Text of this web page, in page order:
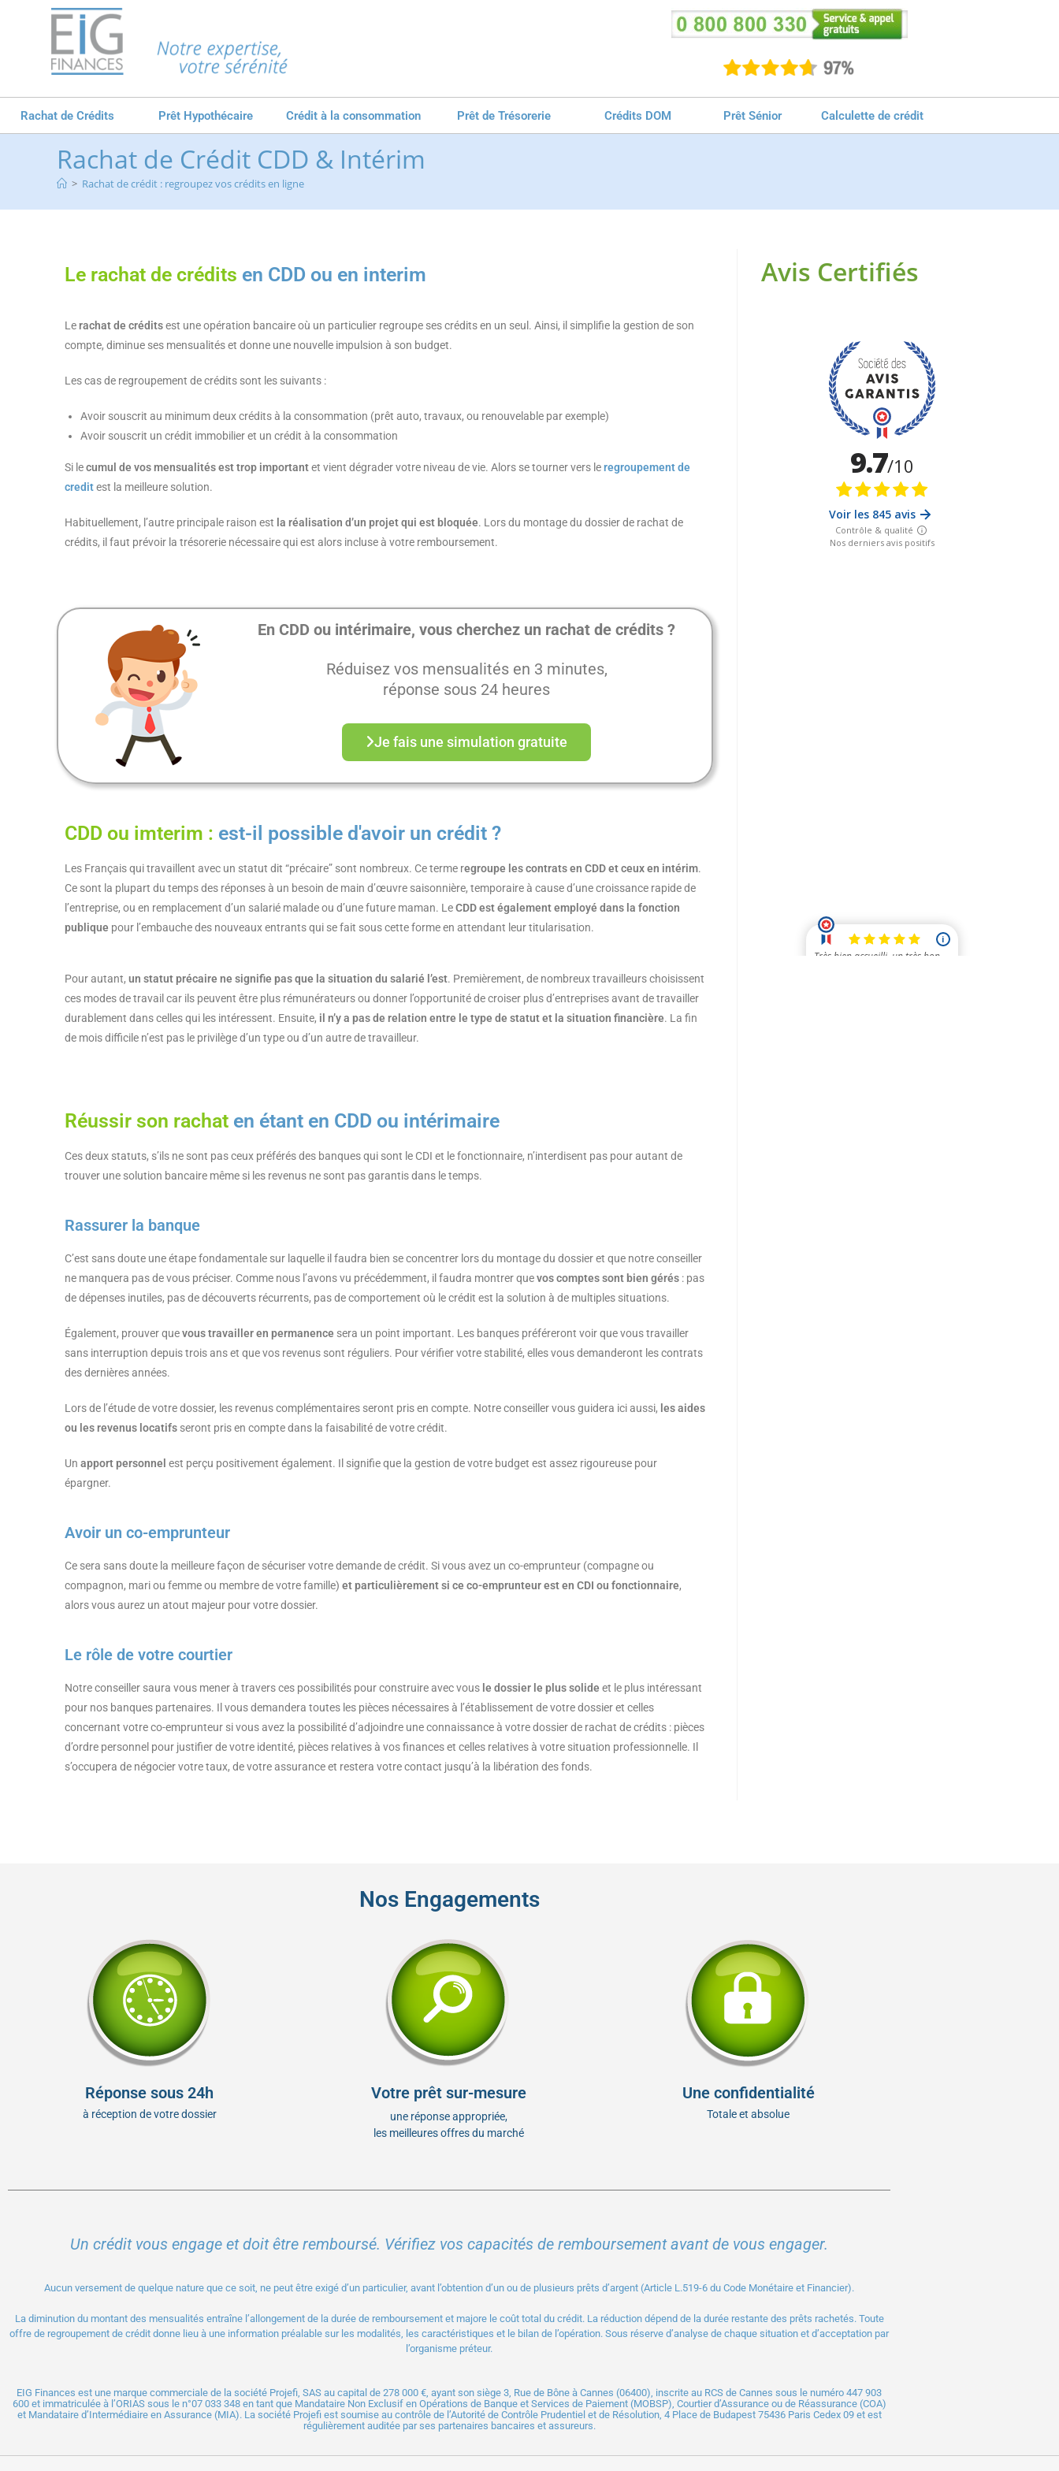
Rachat de Crédits Prêt Hypothécaire Crédit à la consommation Prêt de Trésorerie Crédits DOM Prêt Sénior Calculette de crédit
Rachat de Crédit CDD & Intérim
> Rachat de crédit : regroupez vos crédits en ligne
Le rachat de crédits en CDD ou en interim
Lerachat de créditsest une opération bancaire où un particulier regroupe ses crédits en un seul. Ainsi, il simplifie la gestion de son
compte, diminue ses mensualités et donne une nouvelle impulsion à son budget.
Les cas de regroupement de crédits sont les suivants :
Avoir souscrit au minimum deux crédits à la consommation (prêt auto, travaux, ou renouvelable par exemple)
Avoir souscrit un crédit immobilier et un crédit à la consommation
Si lecumul de vos mensualités est trop importantet vient dégrader votre niveau de vie. Alors se tourner vers leregroupement de
creditest la meilleure solution.
Habituellement, l’autre principale raison est la réalisation d’un projet qui est bloquée. Lors du montage du dossier de rachat de
crédits, il faut prévoir la trésorerie nécessaire qui est alors incluse à votre remboursement.
En CDD ou intérimaire, vous cherchez un rachat de crédits ?
Réduisez vos mensualités en 3 minutes,
réponse sous 24 heures
Je fais une simulation gratuite
CDD ou imterim : est-il possible d'avoir un crédit ?
Les Français qui travaillent avec un statut dit “précaire” sont nombreux. Ce terme regroupe les contrats en CDD et ceux en intérim.
Ce sont la plupart du temps des réponses à un besoin de main d’œuvre saisonnière, temporaire à cause d’une croissance rapide de
l’entreprise, ou en remplacement d’un salarié malade ou d’une future maman. LeCDD est également employé dans la fonction
publique pour l’embauche des nouveaux entrants qui se fait sous cette forme en attendant leur titularisation.
Pour autant, un statut précaire ne signifie pas que la situation du salarié l’est. Premièrement, de nombreux travailleurs choisissent
ces modes de travail car ils peuvent être plus rémunérateurs ou donner l’opportunité de croiser plus d’entreprises avant de travailler
durablement dans celles qui les intéressent. Ensuite, il n’y a pas de relation entre le type de statut et la situation financière. La fin
de mois difficile n’est pas le privilège d’un type ou d’un autre de travailleur.
Réussir son rachat en étant en CDD ou intérimaire
Ces deux statuts, s’ils ne sont pas ceux préférés des banques qui sont le CDI et le fonctionnaire, n’interdisent pas pour autant de
trouver une solution bancaire même si les revenus ne sont pas garantis dans le temps.
Rassurer la banque
C’est sans doute une étape fondamentale sur laquelle il faudra bien se concentrer lors du montage du dossier et que notre conseiller
ne manquera pas de vous préciser. Comme nous l’avons vu précédemment, il faudra montrer quevos comptes sont bien gérés : pas
de dépenses inutiles, pas de découverts récurrents, pas de comportement où le crédit est la solution à de multiples situations.
Également, prouver quevous travailler en permanence sera un point important. Les banques préféreront voir que vous travailler
sans interruption depuis trois ans et que vos revenus sont réguliers. Pour vérifier votre stabilité, elles vous demanderont les contrats
des dernières années.
Lors de l’étude de votre dossier, les revenus complémentaires seront pris en compte. Notre conseiller vous guidera ici aussi, les aides
ou les revenus locatifs seront pris en compte dans la faisabilité de votre crédit.
Un apport personnel est perçu positivement également. Il signifie que la gestion de votre budget est assez rigoureuse pour
épargner.
Avoir un co-emprunteur
Ce sera sans doute la meilleure façon de sécuriser votre demande de crédit. Si vous avez un co-emprunteur (compagne ou
compagnon, mari ou femme ou membre de votre famille) et particulièrement si ce co-emprunteur est en CDI ou fonctionnaire,
alors vous aurez un atout majeur pour votre dossier.
Le rôle de votre courtier
Notre conseiller saura vous mener à travers ces possibilités pour construire avec vous le dossier le plus solide et le plus intéressant
pour nos banques partenaires. Il vous demandera toutes les pièces nécessaires à l’établissement de votre dossier et celles
concernant votre co-emprunteur si vous avez la possibilité d’adjoindre une connaissance à votre dossier de rachat de crédits : pièces
d’ordre personnel pour justifier de votre identité, pièces relatives à vos finances et celles relatives à votre situation professionnelle. Il
s’occupera de négocier votre taux, de votre assurance et restera votre contact jusqu’à la libération des fonds.
Avis Certifiés
Nos Engagements
Réponse sous 24h
à réception de votre dossier
Votre prêt sur-mesure
une réponse appropriée,
les meilleures offres du marché
Une confidentialité
Totale et absolue
Un crédit vous engage et doit être remboursé. Vérifiez vos capacités de remboursement avant de vous engager.
Aucun versement de quelque nature que ce soit, ne peut être exigé d’un particulier, avant l’obtention d’un ou de plusieurs prêts d’argent (Article L.519-6 du Code Monétaire et Financier).
La diminution du montant des mensualités entraîne l’allongement de la durée de remboursement et majore le coût total du crédit. La réduction dépend de la durée restante des prêts rachetés. Toute
offre de regroupement de crédit donne lieu à une information préalable sur les modalités, les caractéristiques et le bilan de l’opération. Sous réserve d’analyse de chaque situation et d’acceptation par
l’organisme préteur.
EIG Finances est une marque commerciale de la société Projefi, SAS au capital de 278 000 €, ayant son siège 3, Rue de Bône à Cannes (06400), inscrite au RCS de Cannes sous le numéro 447 903
600 et immatriculée à l’ORIAS sous le n°07 033 348en tant que Mandataire Non Exclusif en Opérations de Banque et Services de Paiement (MOBSP), Courtier d’Assurance ou de Réassurance (COA)
et Mandataire d’Intermédiaire en Assurance (MIA). La société Projefi est soumise au contrôle de l’Autorité de Contrôle Prudentiel et de Résolution, 4 Place de Budapest 75436 Paris Cedex 09 et est
régulièrement auditée par ses partenaires bancaires et assureurs.